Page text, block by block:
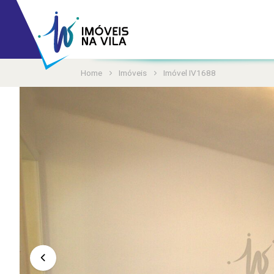
Home Imóveis Imóvel IV1688